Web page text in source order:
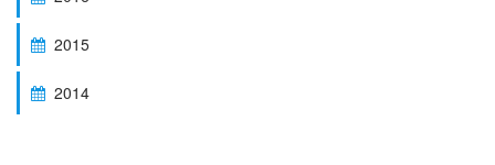
2015
2014